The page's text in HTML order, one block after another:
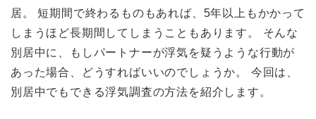
居。 短期間で終わるものもあれば、5年以上もかかって
しまうほど長期間してしまうこともあります。 そんな
別居中に、もしパートナーが浮気を疑うような行動が
あった場合、どうすればいいのでしょうか。 今回は、
別居中でもできる浮気調査の方法を紹介します。